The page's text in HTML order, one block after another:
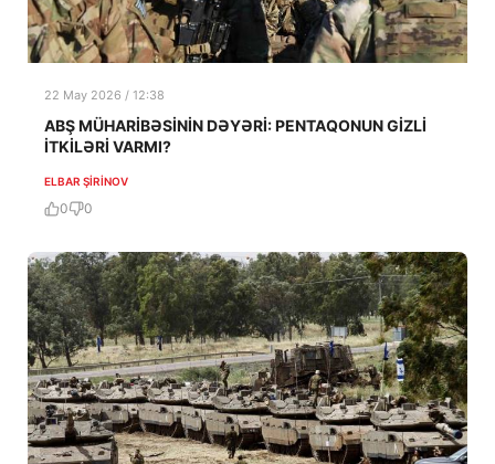
22 May 2026 / 12:38
ABŞ MÜHARİBƏSİNİN DƏYƏRİ: PENTAQONUN GİZLİ
İTKİLƏRİ VARMI?
ELBAR ŞIRINOV
0 0